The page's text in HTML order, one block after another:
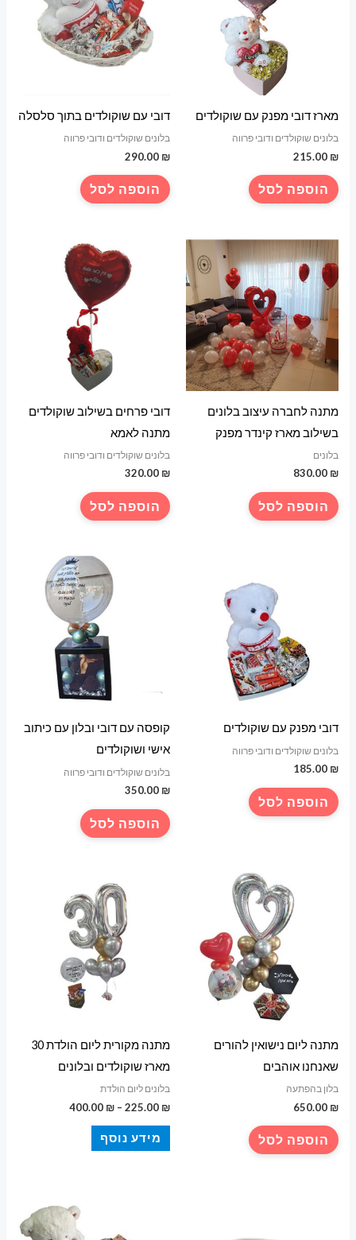
מארז דובי מפנק עם שוקולדים
בלונים שוקולדים ודובי פרווה
215.00 ₪
הוספה לסל
דובי עם שוקולדים בתוך סלסלה
בלונים שוקולדים ודובי פרווה
290.00 ₪
הוספה לסל
מתנה לחברה עיצוב בלונים
בשילוב מארז קינדר מפנק
בלונים
830.00 ₪
הוספה לסל
דובי פרחים בשילוב שוקולדים
מתנה לאמא
בלונים שוקולדים ודובי פרווה
320.00 ₪
הוספה לסל
דובי מפנק עם שוקולדים
בלונים שוקולדים ודובי פרווה
185.00 ₪
הוספה לסל
קופסה עם דובי ובלון עם כיתוב
אישי ושוקולדים
בלונים שוקולדים ודובי פרווה
350.00 ₪
הוספה לסל
מתנה ליום נישואין להורים
שאנחנו אוהבים
בלון בהפתעה
650.00 ₪
הוספה לסל
מתנה מקורית ליום הולדת 30
מארז שוקולדים ובלונים
בלונים ליום הולדת
225.00 ₪
–
400.00 ₪
טווח
מידע נוסף